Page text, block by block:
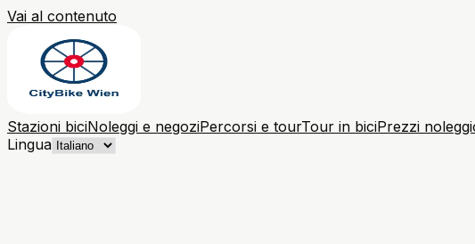
Vai al contenuto
Stazioni biciNoleggi e negoziPercorsi e tourTour in biciPrezzi
Lingua